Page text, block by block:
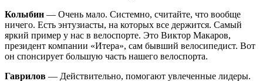
Колыбин — Очень мало. Системно, считайте, что вообще
ничего. Есть энтузиасты, на которых все держится. Самый
яркий пример у нас в велоспорте. Это Виктор Макаров,
президент компании «Итера», сам бывший велосипедист. Вот
он спонсирует большую часть нашего велоспорта.
Гаврилов — Действительно, помогают увлеченные лидеры.